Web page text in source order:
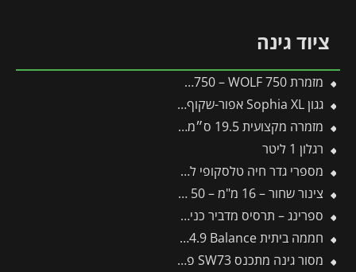
ציוד גינה
מזמרת 750 BYPASS RR750 – WOLF
גגון Sophia XL אפור-שקוף 1.4X1.9 עיצוב מודרני מבית פלרם – Canopia
מזמרה מקצועית 19.5 ס״מ, DX 120 -תבור
רגלון 1 ליטר
מספרי גדר חיה טלסקופי להב גלי 212-B -תבור
צינור שחור – 16 מ"מ – 50 מטר דרג 4
ספרינג – תרסיס מדביר כנימות
חממה ביתית 3X4.9 Balance מבית פלרם – Canopia
מסור גינה מתכנס SW73 פיסקארס